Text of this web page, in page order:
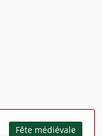
Fête médiévale